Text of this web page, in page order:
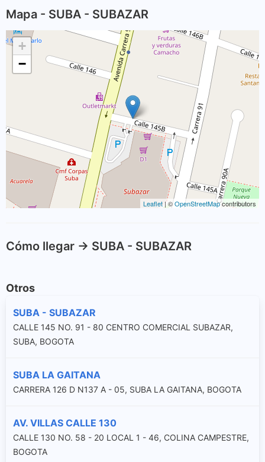
Mapa - SUBA - SUBAZAR
+
−
Leaflet| ©OpenStreetMapcontributors
Cómo llegar -> SUBA - SUBAZAR
Otros
SUBA - SUBAZAR
CALLE 145 NO. 91 - 80 CENTRO COMERCIAL SUBAZAR,
SUBA, BOGOTA
SUBA LA GAITANA
CARRERA 126 D N137 A - 05, SUBA LA GAITANA, BOGOTA
AV. VILLAS CALLE 130
CALLE 130 NO. 58 - 20 LOCAL 1 - 46, COLINA CAMPESTRE,
BOGOTA